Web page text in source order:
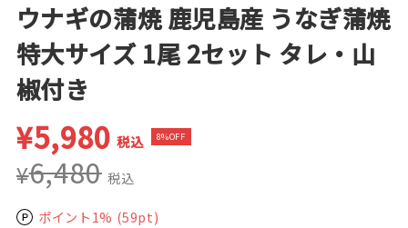
ウナギの蒲焼 鹿児島産 うなぎ蒲焼
特大サイズ 1尾 2セット タレ・山
椒付き
¥5,980 税込 8%OFF
¥6,480 税込
ポイント1% (59pt)